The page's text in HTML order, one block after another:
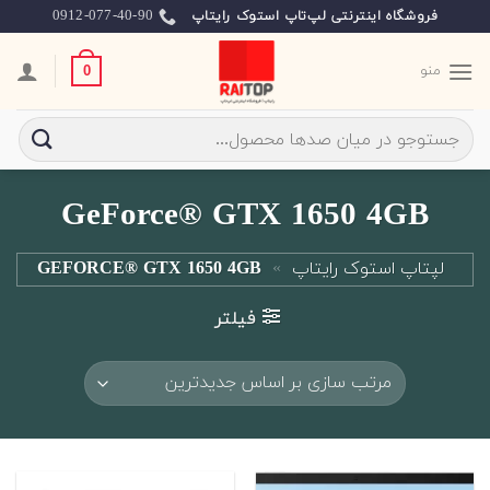
to
content
فروشگاه اینترنتی لپ‌تاپ استوک رایتاپ 0912-077-40-90
منو 0
جستجو
برای:
GeForce® GTX 1650 4GB
لپتاپ استوک رایتاپ »
GEFORCE® GTX 1650 4GB
فیلتر